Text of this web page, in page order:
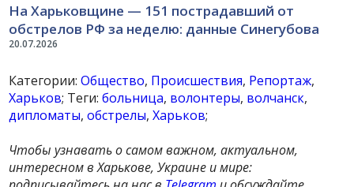
20.07.2026
На Харьковщине — 151 пострадавший от
обстрелов РФ за неделю: данные Синегубова
Категории:Общество, Происшествия, Репортаж,
Харьков; Теги:больница, волонтеры, волчанск,
дипломаты,обстрелы,Харьков;
Чтобы узнавать о самом важном, актуальном,
интересном в Харькове, Украине и мире: